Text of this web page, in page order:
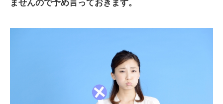
ませんので予め言っておきます。